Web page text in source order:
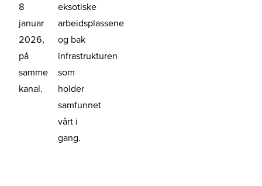
8
januar
2026,
på
samme
kanal.
eksotiske
arbeidsplassene
og bak
infrastrukturen
som
holder
samfunnet
vårt i
gang.